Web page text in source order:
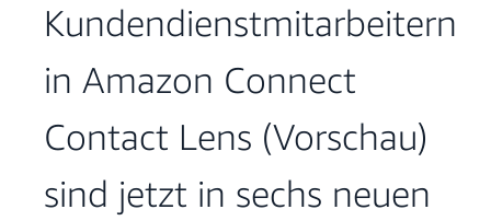
Kundendienstmitarbeitern
in Amazon Connect
Contact Lens (Vorschau)
sind jetzt in sechs neuen